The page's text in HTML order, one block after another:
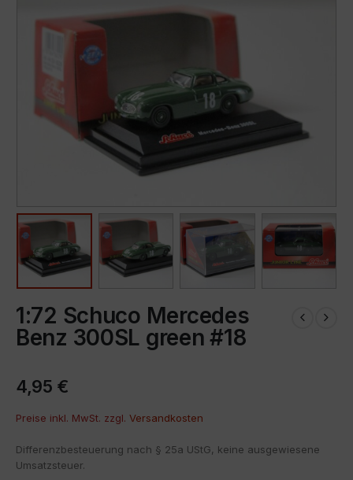
1:72 Schuco Mercedes
Benz 300SL green #18
4,95 €
Preise inkl. MwSt. zzgl. Versandkosten
Differenzbesteuerung nach § 25a UStG, keine ausgewiesene
Umsatzsteuer.